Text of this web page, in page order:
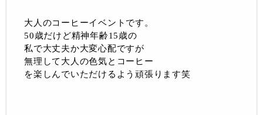
大人のコーヒーイベントです。
50歳だけど精神年齢15歳の
私で大丈夫か大変心配ですが
無理して大人の色気とコーヒー
を楽しんでいただけるよう頑張ります笑